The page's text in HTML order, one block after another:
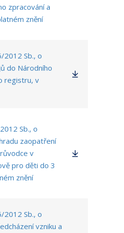
zpracování a
znění
2012 Sb., o
do Národního
registru, v
Sb., o
zaopatření
v
pro děti do 3
znění
2012 Sb., o
vzniku a